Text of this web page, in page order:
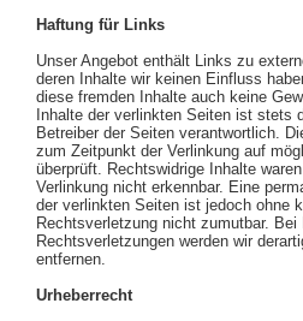
Haftung für Links
Unser Angebot enthält Links zu
deren Inhalte wir keinen Einfluss
diese fremden Inhalte auch keine
Inhalte der verlinkten Seiten ist stets
Betreiber der Seiten verantwortlich.
zum Zeitpunkt der Verlinkung auf
überprüft. Rechtswidrige Inhalte
Verlinkung nicht erkennbar. Eine
der verlinkten Seiten ist jedoch ohne
Rechtsverletzung nicht zumutbar. Bei
Rechtsverletzungen werden wir
entfernen.
Urheberrecht